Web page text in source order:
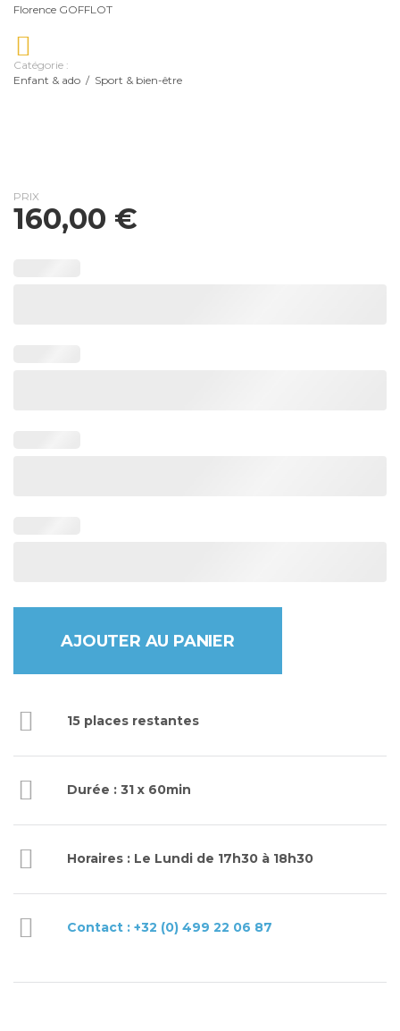
Florence GOFFLOT
Catégorie :
Enfant & ado / Sport & bien-être
PRIX
160,00 €
AJOUTER AU PANIER
15 places restantes
Durée : 31 x 60min
Horaires : Le Lundi de 17h30 à 18h30
Contact : +32 (0) 499 22 06 87